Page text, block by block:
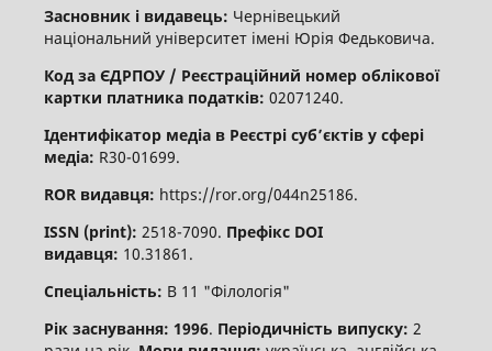
Засновник і видавець: Чернівецький
національний університет імені Юрія Федьковича.
Код за ЄДРПОУ / Реєстраційний номер облікової
картки платника податків: 02071240.
Ідентифікатор медіа в Реєстрі суб’єктів у сфері
медіа: R30-01699.
ROR видавця: https://ror.org/044n25186.
ISSN (print): 2518-7090. Префікс DOI
видавця: 10.31861.
Спеціальність: В 11 "Філологія"
Рік заснування: 1996. Періодичність випуску: 2